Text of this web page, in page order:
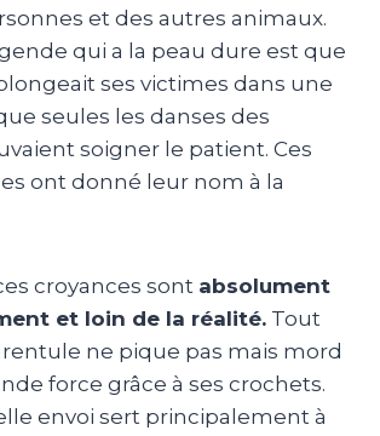
et des autres animaux.
qui a la peau dure est que
ses victimes dans une
seules les danses des
soigner le patient. Ces
ont donné leur nom à la
croyances sont absolument
et loin de la réalité. Tout
ne pique pas mais mord
force grâce à ses crochets.
envoi sert principalement à